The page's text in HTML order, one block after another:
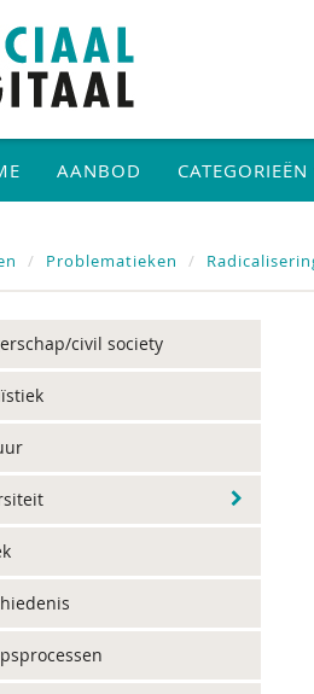
AANBOD CATEGORIEËN
Problematieken
civil society